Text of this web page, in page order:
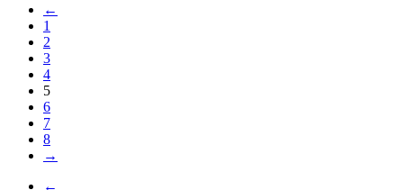
←
1
2
3
4
5
6
7
8
→
←